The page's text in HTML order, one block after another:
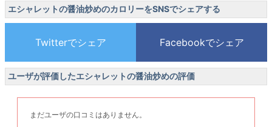
エシャレットの醤油炒めのカロリーをSNSでシェアする
ユーザが評価したエシャレットの醤油炒めの評価
まだユーザの口コミはありません。